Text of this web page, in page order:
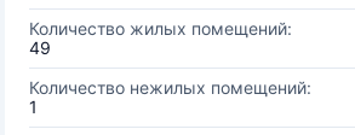
Количество жилых помещений:
49
Количество нежилых помещений:
1